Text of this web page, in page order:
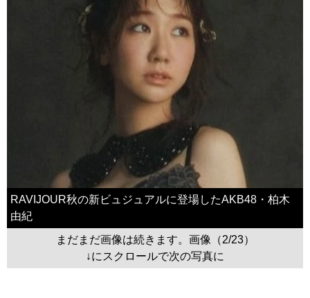
RAVIJOUR秋の新ビュジュアルに登場したAKB48・柏木
由紀
まだまだ画像は続きます。画像（2/23）
↓にスクロールで次の写真に